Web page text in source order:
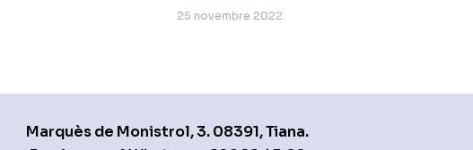
25 novembre 2022
Marquès de Monistrol, 3. 08391, Tiana.